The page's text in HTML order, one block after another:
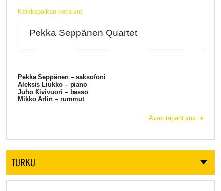
Keikkapaikan kotisivut
Pekka Seppänen Quartet
Pekka Seppänen – saksofoni
Aleksis Liukko – piano
Juho Kivivuori – basso
Mikko Arlin – rummut
Avaa tapahtuma
TURKU